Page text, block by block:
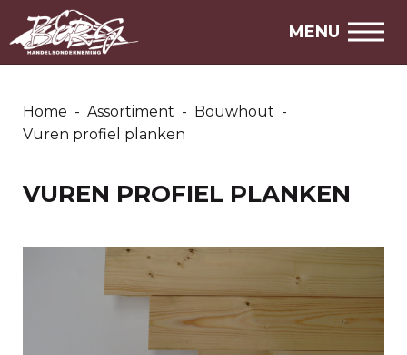
MENU
Home - Assortiment - Bouwhout -
Vuren profiel planken
VUREN PROFIEL PLANKEN